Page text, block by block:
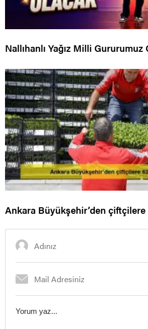
Nallıhanlı Yağız Milli Gururumuz
Ankara Büyükşehir’den